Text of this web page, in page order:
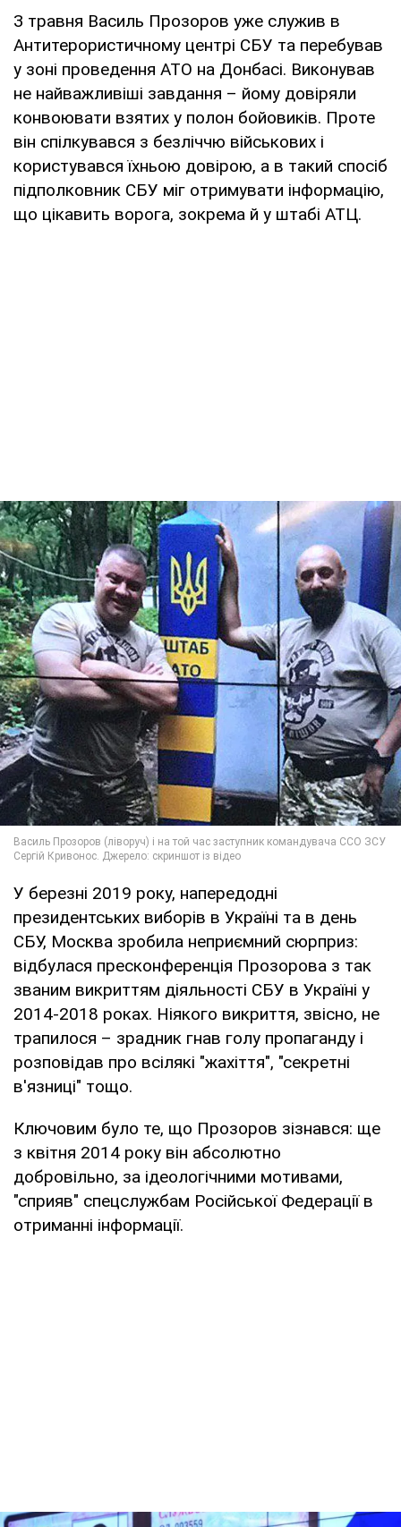
З травня Василь Прозоров уже служив в
Антитерористичному центрі СБУ та перебував
у зоні проведення АТО на Донбасі. Виконував
не найважливіші завдання – йому довіряли
конвоювати взятих у полон бойовиків. Проте
він спілкувався з безліччю військових і
користувався їхньою довірою, а в такий спосіб
підполковник СБУ міг отримувати інформацію,
що цікавить ворога, зокрема й у штабі АТЦ.
У березні 2019 року, напередодні
президентських виборів в Україні та в день
СБУ, Москва зробила неприємний сюрприз:
відбулася пресконференція Прозорова з так
званим викриттям діяльності СБУ в Україні у
2014-2018 роках. Ніякого викриття, звісно, не
трапилося – зрадник гнав голу пропаганду і
розповідав про всілякі "жахіття", "секретні
в'язниці" тощо.
Ключовим було те, що Прозоров зізнався: ще
з квітня 2014 року він абсолютно
добровільно, за ідеологічними мотивами,
"сприяв" спецслужбам Російської Федерації в
отриманні інформації.